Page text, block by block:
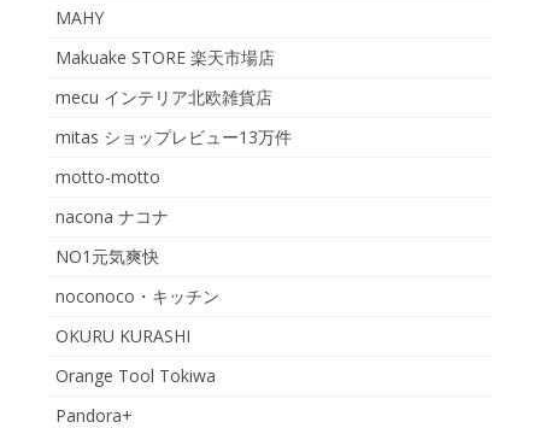
MAHY
Makuake STORE 楽天市場店
mecu インテリア北欧雑貨店
mitas ショップレビュー13万件
motto-motto
nacona ナコナ
NO1元気爽快
noconoco・キッチン
OKURU KURASHI
Orange Tool Tokiwa
Pandora+